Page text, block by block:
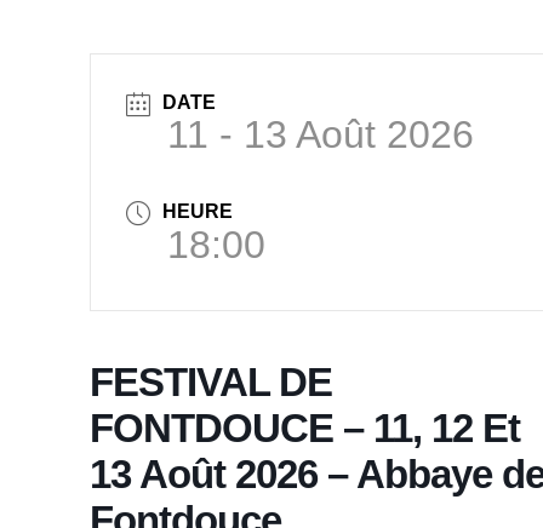
DATE
11 - 13 Août 2026
HEURE
18:00
FESTIVAL DE
FONTDOUCE – 11, 12 Et
13 Août 2026 – Abbaye